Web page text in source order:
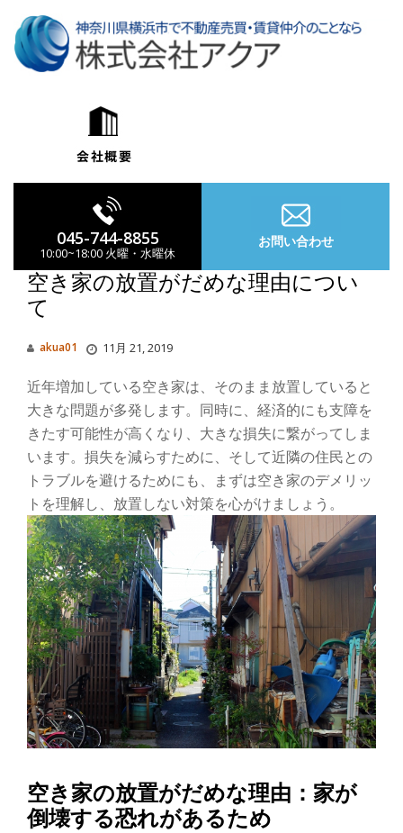
045-744-8855
10:00~18:00 火曜・水曜休
お問い合わせ
ゲ
ー
シ
ョ
ン
を
切
り
替
空き家の放置がだめな理由につい
て
akua01 11月 21, 2019
近年増加している空き家は、そのまま放置していると
大きな問題が多発します。同時に、経済的にも支障を
きたす可能性が高くなり、大きな損失に繋がってしま
います。損失を減らすために、そして近隣の住民との
トラブルを避けるためにも、まずは空き家のデメリッ
トを理解し、放置しない対策を心がけましょう。
空き家の放置がだめな理由：家が
倒壊する恐れがあるため